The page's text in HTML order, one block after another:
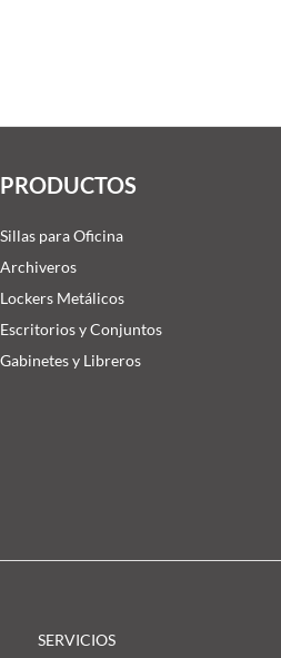
PRODUCTOS
Sillas para Oficina
Archiveros
Lockers Metálicos
Escritorios y Conjuntos
Gabinetes y Libreros
SERVICIOS